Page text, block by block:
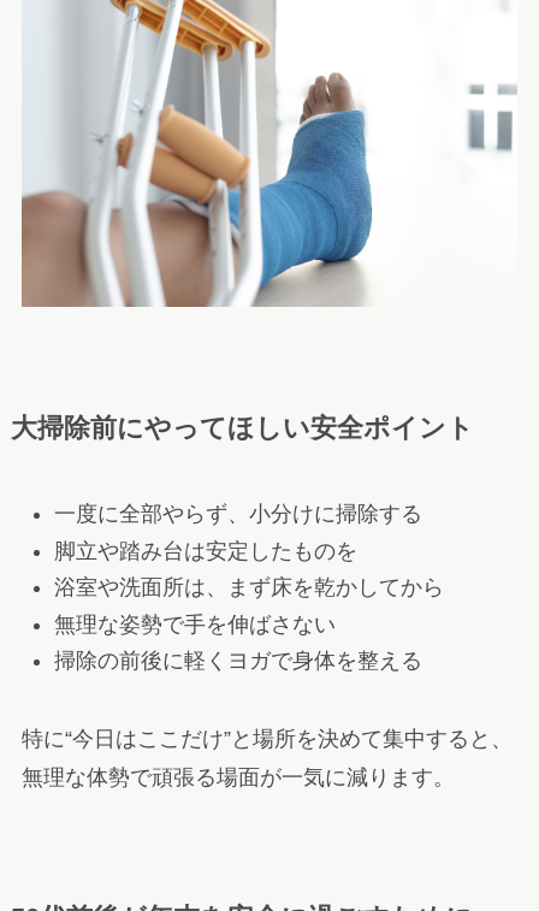
大掃除前にやってほしい安全ポイント
一度に全部やらず、小分けに掃除する
脚立や踏み台は安定したものを
浴室や洗面所は、まず床を乾かしてから
無理な姿勢で手を伸ばさない
掃除の前後に軽くヨガで身体を整える
特に“今日はここだけ”と場所を決めて集中すると、
無理な体勢で頑張る場面が一気に減ります。